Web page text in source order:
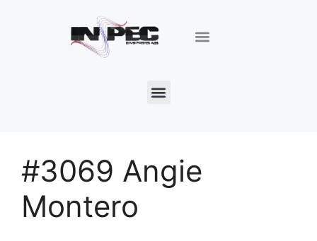
#3069 Angie
Montero